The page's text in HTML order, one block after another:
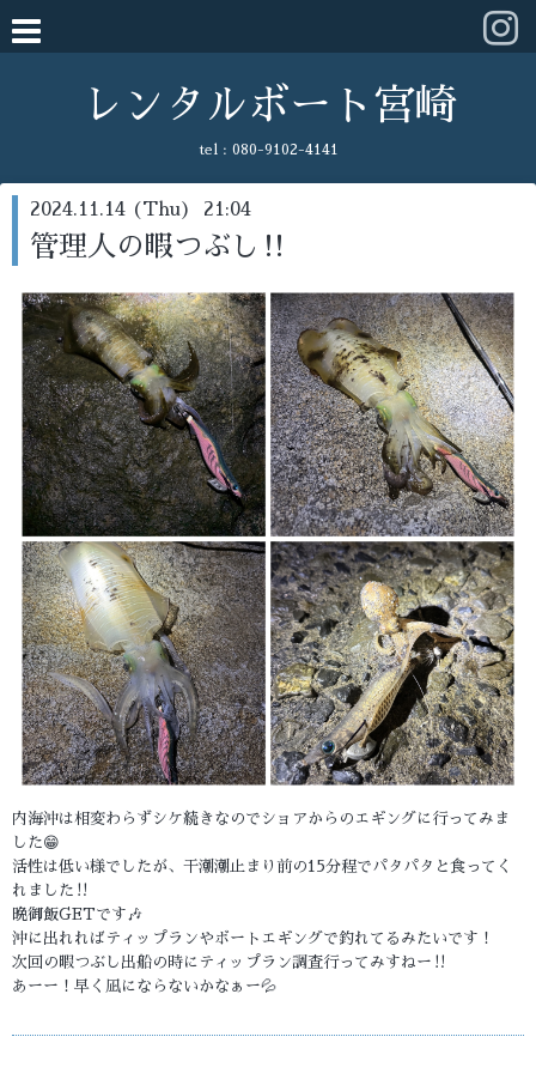
レンタルボート宮崎
tel : 080-9102-4141
2024.11.14 (Thu) 21:04
管理人の暇つぶし‼️
内海沖は相変わらずシケ続きなのでショアからのエギングに行ってみま
した😁
活性は低い様でしたが、干潮潮止まり前の15分程でパタパタと食ってく
れました‼️
晩御飯GETです🎶
沖に出れればティップランやボートエギングで釣れてるみたいです！
次回の暇つぶし出船の時にティップラン調査行ってみすねー‼️
あーー！早く凪にならないかなぁー💦